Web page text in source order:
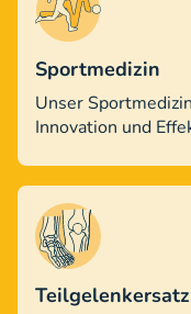
Sportmedizin
Unser
Innovation und
Teilgelenkersatz